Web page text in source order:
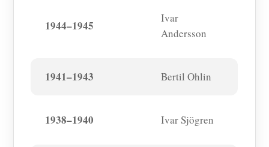
1944–1945
Ivar
Andersson
1941–1943 Bertil Ohlin
1938–1940 Ivar Sjögren